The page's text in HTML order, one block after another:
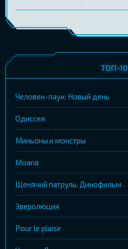
ТОП-10
Человек-паук: Новый день
Одиссея
Миньоны и монстры
Moana
Щенячий патруль: Динофильм
Зверолюция
Pour le plaisir